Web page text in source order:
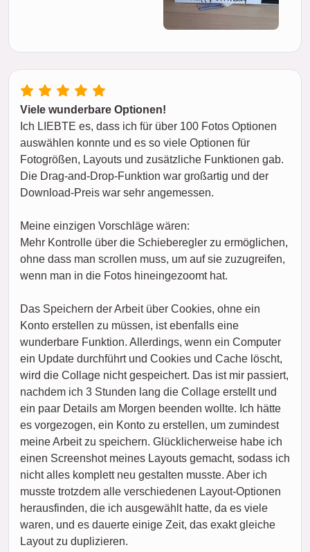
Viele wunderbare Optionen!
Ich LIEBTE es, dass ich für über 100 Fotos Optionen
auswählen konnte und es so viele Optionen für
Fotogrößen, Layouts und zusätzliche Funktionen gab.
Die Drag-and-Drop-Funktion war großartig und der
Download-Preis war sehr angemessen.
Meine einzigen Vorschläge wären:
Mehr Kontrolle über die Schieberegler zu ermöglichen,
ohne dass man scrollen muss, um auf sie zuzugreifen,
wenn man in die Fotos hineingezoomt hat.
Das Speichern der Arbeit über Cookies, ohne ein
Konto erstellen zu müssen, ist ebenfalls eine
wunderbare Funktion. Allerdings, wenn ein Computer
ein Update durchführt und Cookies und Cache löscht,
wird die Collage nicht gespeichert. Das ist mir passiert,
nachdem ich 3 Stunden lang die Collage erstellt und
ein paar Details am Morgen beenden wollte. Ich hätte
es vorgezogen, ein Konto zu erstellen, um zumindest
meine Arbeit zu speichern. Glücklicherweise habe ich
einen Screenshot meines Layouts gemacht, sodass ich
nicht alles komplett neu gestalten musste. Aber ich
musste trotzdem alle verschiedenen Layout-Optionen
herausfinden, die ich ausgewählt hatte, da es viele
waren, und es dauerte einige Zeit, das exakt gleiche
Layout zu duplizieren.